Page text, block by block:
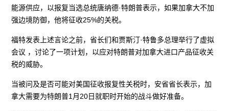
能源供应，以报复当选总统唐纳德·特朗普表示，如果加拿大不加
强边境防御，他将征收25%的关税。
福特发表上述言论之前，省长们和贾斯汀·特鲁多总理举行了虚拟
会议 ，讨论了一项计划，以应对特朗普对加拿大进口产品征收关
税的威胁。
当被问及是否可能对美国征收报复性关税时，安省省长表示，加
拿大需要为特朗普1月20日就职时开始的战斗做好准备。